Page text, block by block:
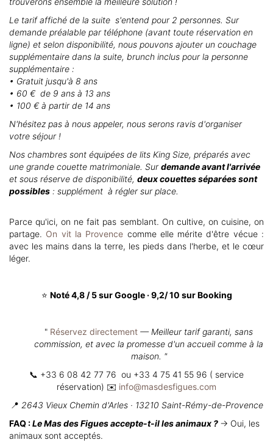
Le tarif affiché de la suite s'entend pour 2 personnes. Sur
demande préalable par téléphone (avant toute réservation en
ligne) et selon disponibilité, nous pouvons ajouter un couchage
supplémentaire dans la suite, brunch inclus pour la personne
supplémentaire :
• Gratuit jusqu'à 8 ans
• 60 € de 9 ans à 13 ans
• 100 € à partir de 14 ans
N'hésitez pas à nous appeler, nous serons ravis d'organiser
votre séjour !
Nos chambres sont équipées de lits King Size, préparés avec
une grande couette matrimoniale. Surdemande avant l'arrivée
et sous réserve de disponibilité, deux couettes séparées sont
possibles : supplément à régler sur place.
Parce qu'ici, on ne fait pas semblant. On cultive, on cuisine, on
partage. On vit la Provence comme elle mérite d'être vécue :
avec les mains dans la terre, les pieds dans l'herbe, et le cœur
léger.
⭐ Noté 4,8 / 5 sur Google · 9,2/ 10 sur Booking
" Réservez directement— Meilleur tarif garanti, sans
commission, et avec la promesse d'un accueil comme à la
maison. "
📞 +33 6 08 42 77 76 ou +33 4 75 41 55 96 ( service
réservation) ✉️ info@masdesfigues.com
📍 2643 Vieux Chemin d'Arles · 13210 Saint-Rémy-de-Provence
FAQ :Le Mas des Figues accepte-t-il les animaux ? → Oui, les
animaux sont acceptés.